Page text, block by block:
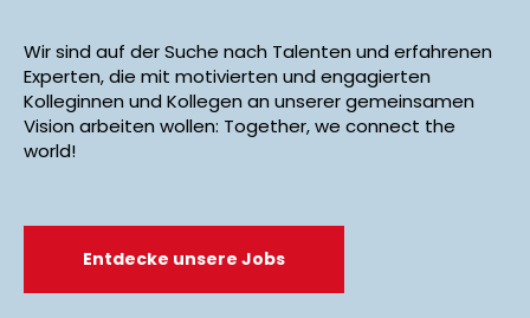
Wir sind auf der Suche nach Talenten und erfahrenen
Experten, die mit motivierten und engagierten
Kolleginnen und Kollegen an unserer gemeinsamen
Vision arbeiten wollen: Together, we connect the
world!
Entdecke unsere Jobs